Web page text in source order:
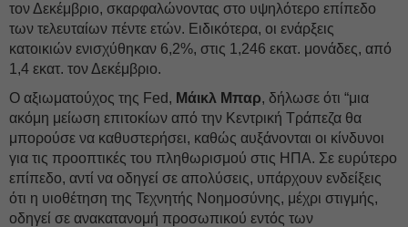
τον Δεκέμβριο, σκαρφαλώνοντας στο υψηλότερο επίπεδο
των τελευταίων πέντε ετών. Ειδικότερα, οι ενάρξεις
κατοικιών ενισχύθηκαν 6,2%, στις 1,246 εκατ. μονάδες, από
1,4 εκατ. τον Δεκέμβριο.
Ο αξιωματούχος της Fed, Μάικλ Μπαρ, δήλωσε ότι “μια
ακόμη μείωση επιτοκίων από την Κεντρική Τράπεζα θα
μπορούσε να καθυστερήσει, καθώς αυξάνονται οι κίνδυνοι
για τις προοπτικές του πληθωρισμού στις ΗΠΑ. Σε ευρύτερο
επίπεδο, αντί να οδηγεί σε απολύσεις, υπάρχουν ενδείξεις
ότι η υιοθέτηση της Τεχνητής Νοημοσύνης, μέχρι στιγμής,
οδηγεί σε ανακατανομή προσωπικού εντός των